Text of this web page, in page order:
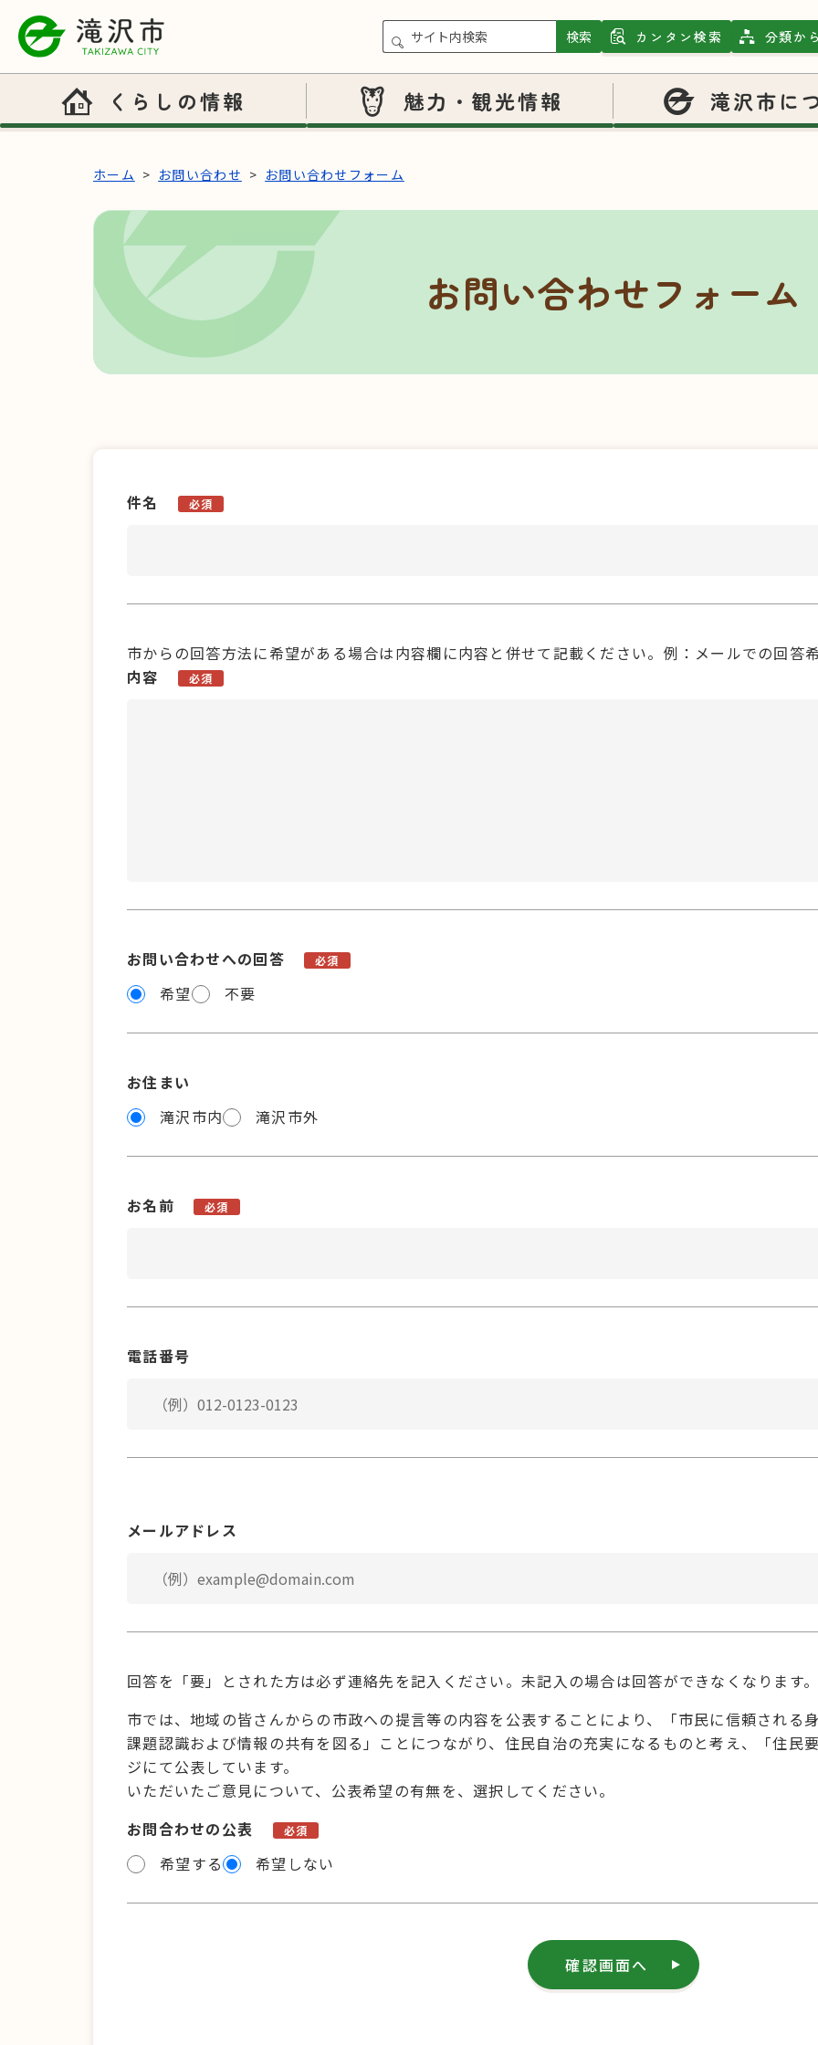
本文へスキップ
検索 カンタン検索 分類か
くらしの情報 魅力・観光情報 滝沢市に
ホーム お問い合わせ お問い合わせフォーム
お問い合わせフォーム
件名 必須
市からの回答方法に希望がある場合は内容欄に内容と併せて記載ください。例：メールでの回答
内容
必須
お問い合わせへの回答 必須
希望 不要
お住まい
滝沢市内
滝沢市外
お名前 必須
電話番号
メールアドレス
回答を「要」とされた方は必ず連絡先を記入ください。未記入の場合は回答ができなくなります
市では、地域の皆さんからの市政への提言等の内容を公表することにより、「市民に信頼される
課題認識および情報の共有を図る」ことにつながり、住民自治の充実になるものと考え、「住民
ジにて公表しています。
いただいたご意見について、公表希望の有無を、選択してください。
お問合わせの公表
必須
希望する 希望しない
確認画面へ